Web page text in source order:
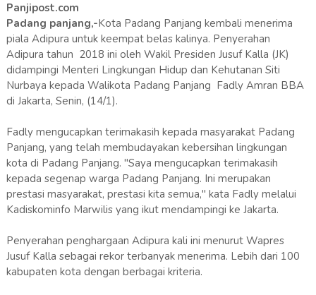
Panjipost.com
Padang panjang,-Kota Padang Panjang kembali menerima
piala Adipura untuk keempat belas kalinya. Penyerahan
Adipura tahun 2018 ini oleh Wakil Presiden Jusuf Kalla (JK)
didampingi Menteri Lingkungan Hidup dan Kehutanan Siti
Nurbaya kepada Walikota Padang Panjang Fadly Amran BBA
di Jakarta, Senin, (14/1).
Fadly mengucapkan terimakasih kepada masyarakat Padang
Panjang, yang telah membudayakan kebersihan lingkungan
kota di Padang Panjang. "Saya mengucapkan terimakasih
kepada segenap warga Padang Panjang. Ini merupakan
prestasi masyarakat, prestasi kita semua," kata Fadly melalui
Kadiskominfo Marwilis yang ikut mendampingi ke Jakarta.
Penyerahan penghargaan Adipura kali ini menurut Wapres
Jusuf Kalla sebagai rekor terbanyak menerima. Lebih dari 100
kabupaten kota dengan berbagai kriteria.